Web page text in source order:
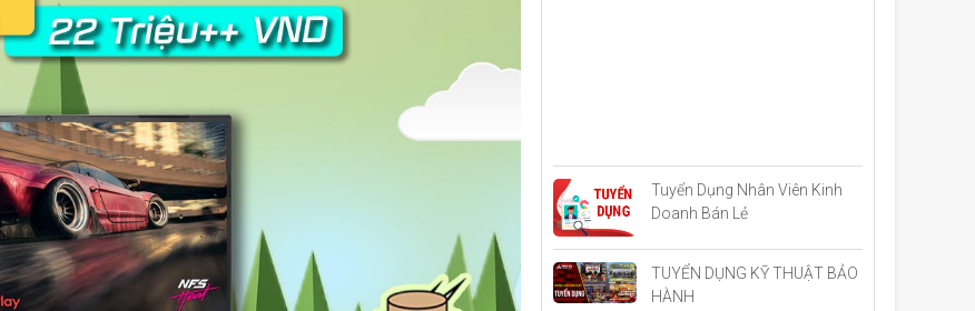
Tuyển Dụng Nhân Viên Kinh
Doanh Bán Lẻ
TUYỂN DỤNG KỸ THUẬT BẢO
HÀNH